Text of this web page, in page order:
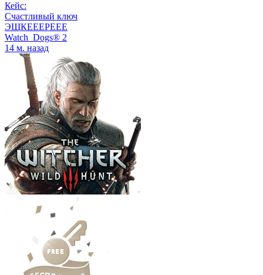
Кейс:
Счастливый ключ
ЭЩКЕЕЕРЕЕЕ
Watch_Dogs® 2
14 м. назад